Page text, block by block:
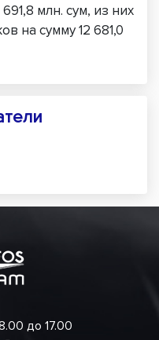
млн. сум, из них
на сумму 12 681,0
до 17.00